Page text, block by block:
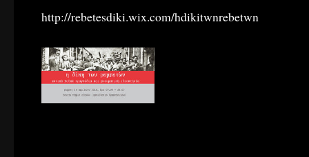
http://rebetesdiki.wix.com/hdikitwnrebetwn